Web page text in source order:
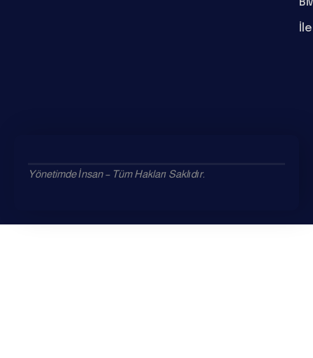
Yönetimde İnsan – Tüm Hakları Saklıdır.